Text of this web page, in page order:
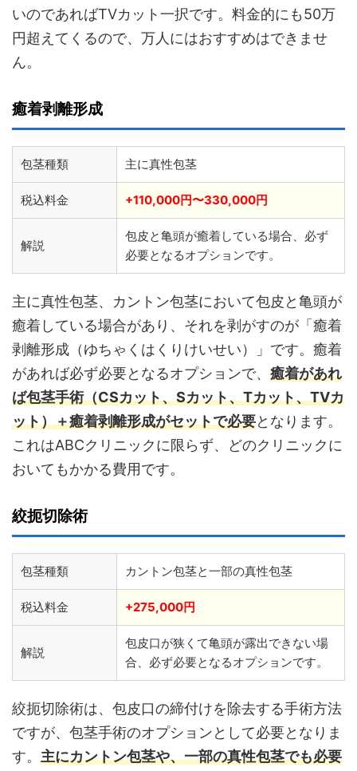
いのであればTVカット一択です。料金的にも50万
円超えてくるので、万人にはおすすめはできませ
ん。
癒着剥離形成
包茎種類 主に真性包茎
税込料金 +110,000円〜330,000円
解説
包皮と亀頭が癒着している場合、必ず
必要となるオプションです。
主に真性包茎、カントン包茎において包皮と亀頭が
癒着している場合があり、それを剥がすのが「癒着
剥離形成（ゆちゃくはくりけいせい）」です。癒着
があれば必ず必要となるオプションで、 癒着があれ
ば包茎手術（CSカット、Sカット、Tカット、TVカ
ット）＋癒着剥離形成がセットで必要となります。
これはABCクリニックに限らず、どのクリニックに
おいてもかかる費用です。
絞扼切除術
包茎種類 カントン包茎と一部の真性包茎
税込料金 +275,000円
解説
包皮口が狭くて亀頭が露出できない場
合、必ず必要となるオプションです。
絞扼切除術は、包皮口の締付けを除去する手術方法
ですが、包茎手術のオプションとして必要となりま
す。 主にカントン包茎や、一部の真性包茎でも必要